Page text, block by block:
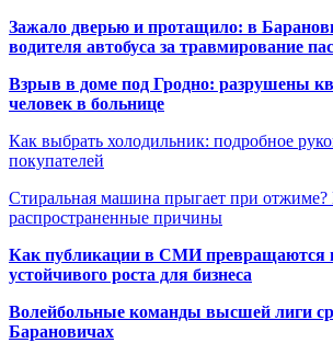
Зажало дверью и протащило: в
водителя автобуса за травмирование
Взрыв в доме под Гродно: разрушены
человек в больнице
Как выбрать холодильник: подробное
покупателей
Стиральная машина прыгает при отжиме?
распространенные причины
Как публикации в СМИ превращаются
устойчивого роста для бизнеса
Волейбольные команды высшей лиги
Барановичах